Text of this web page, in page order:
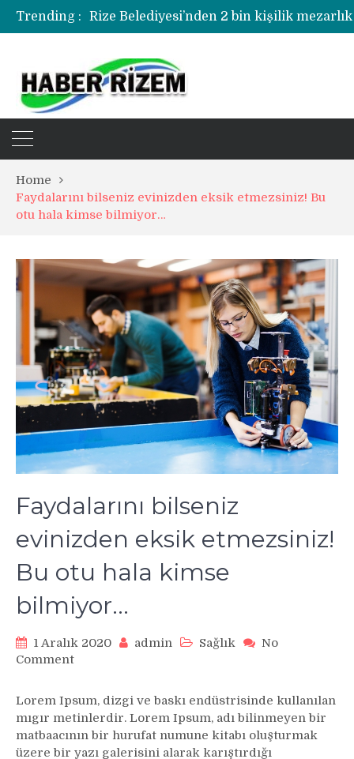
Trending :
Home
Faydalarını bilseniz evinizden eksik etmezsiniz! Bu
otu hala kimse bilmiyor…
Faydalarını bilseniz
evinizden eksik etmezsiniz!
Bu otu hala kimse
bilmiyor…
1 Aralık 2020 admin Sağlık
No
Commenton
evinizden
eksik
etmezsiniz!
Lorem Ipsum, dizgi ve baskı endüstrisinde kullanılan
mıgır metinlerdir. Lorem Ipsum, adı bilinmeyen bir
matbaacının bir hurufat numune kitabı oluşturmak
üzere bir yazı galerisini alarak karıştırdığı